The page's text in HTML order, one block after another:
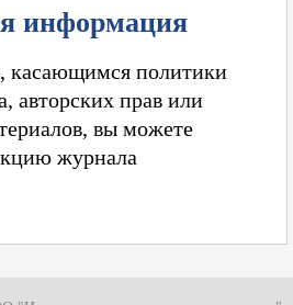
информация
касающимся политики
авторских прав или
вы можете
журнала